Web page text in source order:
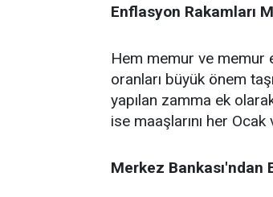
Enflasyon Rakamları
Hem memur ve memur
oranları büyük önem
yapılan zamma ek
ise maaşlarını her
Merkez Bankası'ndan